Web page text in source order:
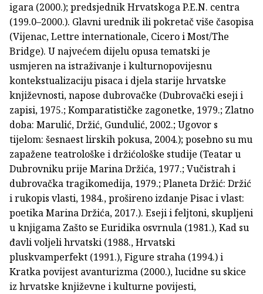
igara (2000.); predsjednik Hrvatskoga P.E.N. centra
(199.0–2000.). Glavni urednik ili pokretač više časopisa
(Vijenac, Lettre internationale, Cicero i Most/The
Bridge). U najvećem dijelu opusa tematski je
usmjeren na istraživanje i kulturnopovijesnu
kontekstualizaciju pisaca i djela starije hrvatske
književnosti, napose dubrovačke (Dubrovački eseji i
zapisi, 1975.; Komparatističke zagonetke, 1979.; Zlatno
doba: Marulić, Držić, Gundulić, 2002.; Ugovor s
tijelom: šesnaest lirskih pokusa, 2004.); posebno su mu
zapažene teatrološke i držićološke studije (Teatar u
Dubrovniku prije Marina Držića, 1977.; Vučistrah i
dubrovačka tragikomedija, 1979.; Planeta Držić: Držić
i rukopis vlasti, 1984., prošireno izdanje Pisac i vlast:
poetika Marina Držića, 2017.). Eseji i feljtoni, skupljeni
u knjigama Zašto se Euridika osvrnula (1981.), Kad su
đavli voljeli hrvatski (1988., Hrvatski
pluskvamperfekt (1991.), Figure straha (1994.) i
Kratka povijest avanturizma (2000.), lucidne su skice
iz hrvatske književne i kulturne povijesti,